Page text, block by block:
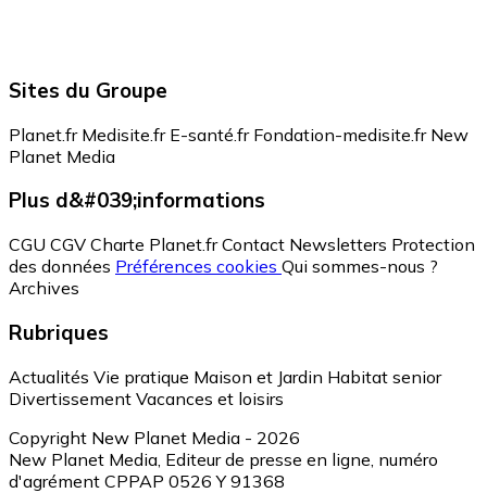
Sites du Groupe
Planet.fr Medisite.fr E-santé.fr Fondation-medisite.fr New
Planet Media
Plus d&#039;informations
CGU CGV Charte Planet.fr Contact Newsletters Protection
des données Préférences cookies Qui sommes-nous ?
Archives
Rubriques
Actualités Vie pratique Maison et Jardin Habitat senior
Divertissement Vacances et loisirs
Copyright New Planet Media - 2026
New Planet Media, Editeur de presse en ligne, numéro
d'agrément CPPAP 0526 Y 91368